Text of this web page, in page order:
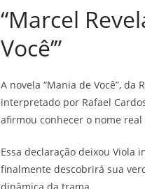
“Marcel
Você’”
A novela “Mania de Você”,
interpretado por Rafael
afirmou conhecer o nome
Essa declaração deixou Viola
finalmente descobrirá sua